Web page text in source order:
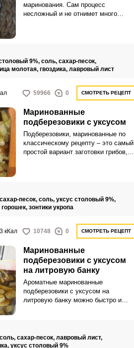
маринования. Сам процесс
несложный и не отнимет много
9%, соль, сахар-песок,
молотая, гвоздика, лавровый лист
59966 0 СМОТРЕТЬ РЕЦЕПТ
Маринованные
подберезовики с уксусом
Подберезовики, маринованные по
классическому рецепту – это самый
простой вариант заготовки грибов,
картофелю, а также для
приготовления салатов и соусов.
сахар-песок, соль, уксус столовый 9%,
зонтики укропа
кКал 10748 0 СМОТРЕТЬ РЕЦЕПТ
Маринованные
подберезовики с уксусом
на литровую банку
Ароматные маринованные
подберезовики с уксусом на
литровую банку можно быстро и
соль, сахар-песок, лавровый лист,
уксус столовый 9%